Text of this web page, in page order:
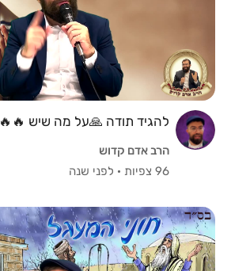
להגיד תודה 🙏על מה שיש 🔥🔥
הרב אדם קדוש
96 צפיות
· לפני שנה